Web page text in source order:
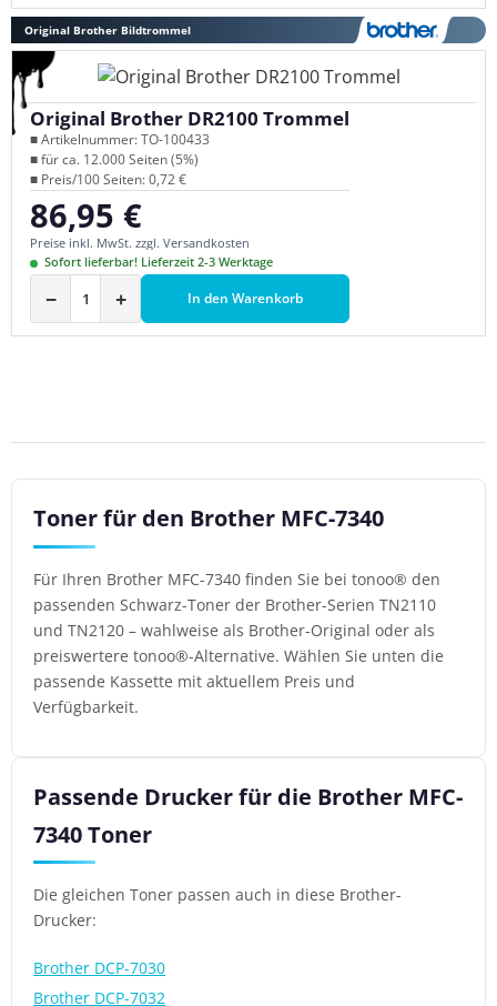
Original Brother Bildtrommel
Original Brother DR2100 Trommel
■ Artikelnummer: TO-100433
■ für ca. 12.000 Seiten (5%)
■ Preis/100 Seiten: 0,72 €
Regulärer Preis:
86,95 €
Preise inkl. MwSt. zzgl. Versandkosten
Sofort lieferbar! Lieferzeit 2-3 Werktage
− + In den Warenkorb
Toner für den Brother MFC-7340
Für Ihren Brother MFC-7340 finden Sie bei tonoo® den
passenden Schwarz-Toner der Brother-Serien TN2110
und TN2120 – wahlweise als Brother-Original oder als
preiswertere tonoo®-Alternative. Wählen Sie unten die
passende Kassette mit aktuellem Preis und
Verfügbarkeit.
Passende Drucker für die Brother MFC-
7340 Toner
Die gleichen Toner passen auch in diese Brother-
Drucker:
Brother DCP-7030
Brother DCP-7032